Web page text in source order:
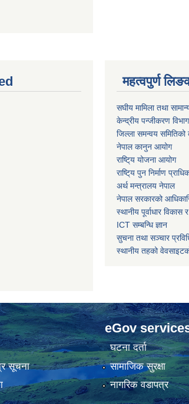
महत्वपुर्ण
स‌घीय मामिला तथा
केन्द्रीय पन्जीकरण विभाग
जिल्ला समन्वय समितिको
नेपाल कानुन आयोग
राष्टि्य योजना आयोग
राष्टि्य पुन निर्माण
अर्थ मन्त्रालय नेपाल
नेपाल सरकारको
स्थानीय पूर्वाधार
ICT सम्बन्धि ज्ञान
सुचना तथा सञ्चार
स्थानीय तहको
सूचना
eGov
घटना दर्ता
सामाजिक सुरक्षा
नागरिक वडापत्र